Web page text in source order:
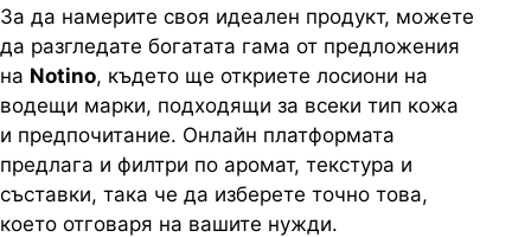
За да намерите своя идеален продукт, можете
да разгледате богатата гама от предложения
на Notino, където ще откриете лосиони на
водещи марки, подходящи за всеки тип кожа
и предпочитание. Онлайн платформата
предлага и филтри по аромат, текстура и
съставки, така че да изберете точно това,
което отговаря на вашите нужди.